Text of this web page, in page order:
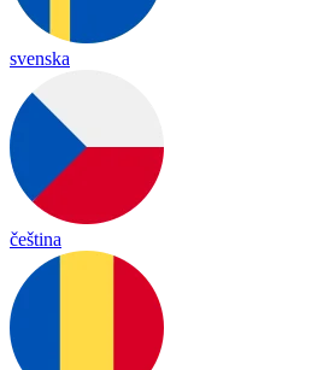
svenska
čeština